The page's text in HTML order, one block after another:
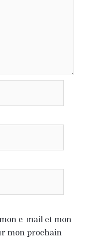
e-mail et mon
mon prochain